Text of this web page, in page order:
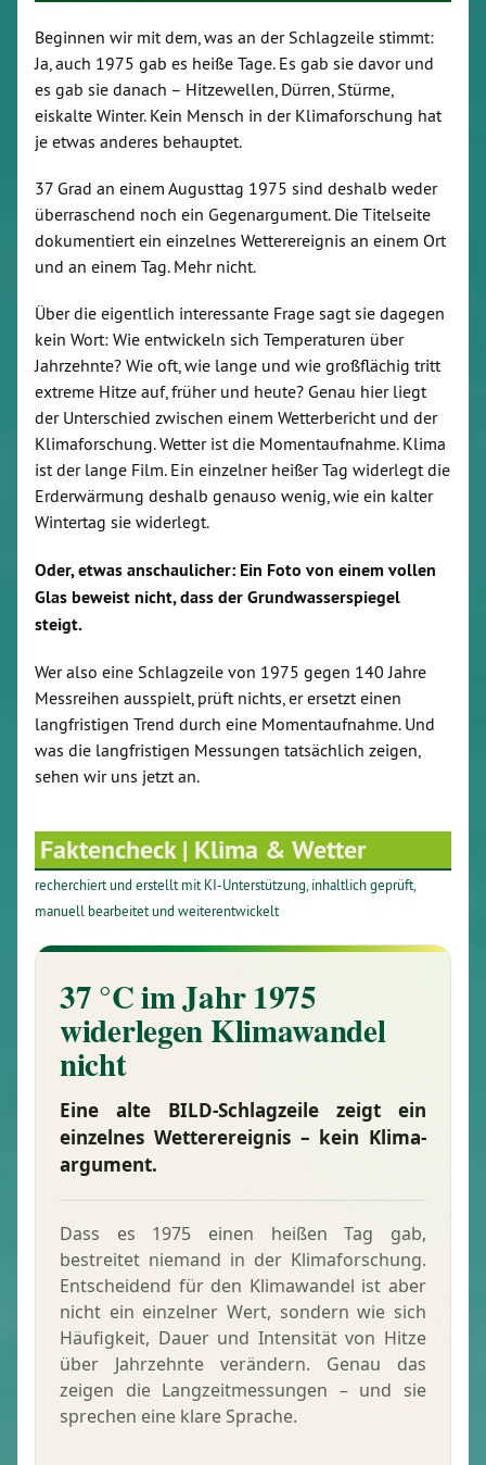
Beginnen wir mit dem, was an der Schlagzeile stimmt:
Ja, auch 1975 gab es heiße Tage. Es gab sie davor und
es gab sie danach – Hitzewellen, Dürren, Stürme,
eiskalte Winter. Kein Mensch in der Klimaforschung hat
je etwas anderes behauptet.
37 Grad an einem Augusttag 1975 sind deshalb weder
überraschend noch ein Gegenargument. Die Titelseite
dokumentiert ein einzelnes Wetterereignis an einem Ort
und an einem Tag. Mehr nicht.
Über die eigentlich interessante Frage sagt sie dagegen
kein Wort: Wie entwickeln sich Temperaturen über
Jahrzehnte? Wie oft, wie lange und wie großflächig tritt
extreme Hitze auf, früher und heute? Genau hier liegt
der Unterschied zwischen einem Wetterbericht und der
Klimaforschung. Wetter ist die Momentaufnahme. Klima
ist der lange Film. Ein einzelner heißer Tag widerlegt die
Erderwärmung deshalb genauso wenig, wie ein kalter
Wintertag sie widerlegt.
Oder, etwas anschaulicher: Ein Foto von einem vollen
Glas beweist nicht, dass der Grundwasserspiegel
steigt.
Wer also eine Schlagzeile von 1975 gegen 140 Jahre
Messreihen ausspielt, prüft nichts, er ersetzt einen
langfristigen Trend durch eine Momentaufnahme. Und
was die langfristigen Messungen tatsächlich zeigen,
sehen wir uns jetzt an.
Faktencheck | Klima & Wetter
recherchiert und erstellt mit KI-Unterstützung, inhaltlich geprüft,
manuell bearbeitet und weiterentwickelt
37 °C im Jahr 1975
widerlegen Klimawandel
nicht
Eine alte BILD-Schlagzeile zeigt ein
einzelnes Wetterereignis – kein Klima­
argument.
Dass es 1975 einen heißen Tag gab,
bestreitet niemand in der Klimaforschung.
Entscheidend für den Klimawandel ist aber
nicht ein einzelner Wert, sondern wie sich
Häufigkeit, Dauer und Intensität von Hitze
über Jahrzehnte verändern. Genau das
zeigen die Langzeit­messungen – und sie
sprechen eine klare Sprache.